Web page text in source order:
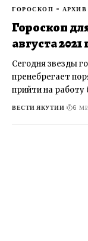
ГОРОСКОП - АРХИВ
Гороскоп
августа 2021
Сегодня звезды
пренебрегает
прийти на работу
ВЕСТИ ЯКУТИИ 6